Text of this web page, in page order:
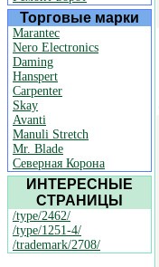
Торговые марки
Marantec
Nero Electronics
Daming
Hanspert
Carpenter
Skay
Avanti
Manuli Stretch
Mr. Blade
Северная Корона
ИНТЕРЕСНЫЕ
СТРАНИЦЫ
/type/2462/
/type/1251-4/
/trademark/2708/